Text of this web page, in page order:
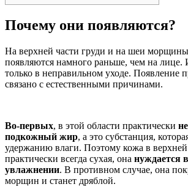
Почему они появляются?
На верхней части груди и на шеи
появляются намного раньше, чем на лице.
только в неправильном уходе. Появление
связано с естественными причинами.
Во-первых, в этой области практически
подкожный жир, а это субстанция,
удержанию влаги. Поэтому кожа в
практически всегда сухая, она нуждается
увлажнении. В противном случае, она
морщин и станет дряблой.